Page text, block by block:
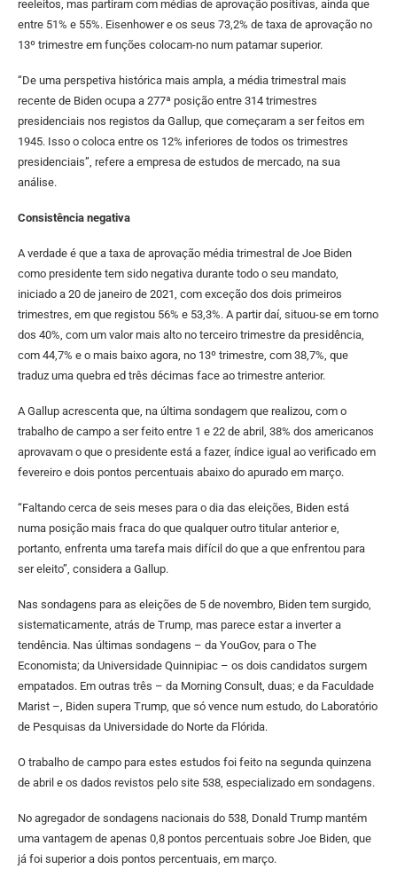
reeleitos, mas partiram com médias de aprovação positivas, ainda que
entre 51% e 55%. Eisenhower e os seus 73,2% de taxa de aprovação no
13º trimestre em funções colocam-no num patamar superior.
“De uma perspetiva histórica mais ampla, a média trimestral mais
recente de Biden ocupa a 277ª posição entre 314 trimestres
presidenciais nos registos da Gallup, que começaram a ser feitos em
1945. Isso o coloca entre os 12% inferiores de todos os trimestres
presidenciais”, refere a empresa de estudos de mercado, na sua
análise.
Consistência negativa
A verdade é que a taxa de aprovação média trimestral de Joe Biden
como presidente tem sido negativa durante todo o seu mandato,
iniciado a 20 de janeiro de 2021, com exceção dos dois primeiros
trimestres, em que registou 56% e 53,3%. A partir daí, situou-se em torno
dos 40%, com um valor mais alto no terceiro trimestre da presidência,
com 44,7% e o mais baixo agora, no 13º trimestre, com 38,7%, que
traduz uma quebra ed três décimas face ao trimestre anterior.
A Gallup acrescenta que, na última sondagem que realizou, com o
trabalho de campo a ser feito entre 1 e 22 de abril, 38% dos americanos
aprovavam o que o presidente está a fazer, índice igual ao verificado em
fevereiro e dois pontos percentuais abaixo do apurado em março.
“Faltando cerca de seis meses para o dia das eleições, Biden está
numa posição mais fraca do que qualquer outro titular anterior e,
portanto, enfrenta uma tarefa mais difícil do que a que enfrentou para
ser eleito”, considera a Gallup.
Nas sondagens para as eleições de 5 de novembro, Biden tem surgido,
sistematicamente, atrás de Trump, mas parece estar a inverter a
tendência. Nas últimas sondagens – da YouGov, para o The
Economista; da Universidade Quinnipiac – os dois candidatos surgem
empatados. Em outras três – da Morning Consult, duas; e da Faculdade
Marist –, Biden supera Trump, que só vence num estudo, do Laboratório
de Pesquisas da Universidade do Norte da Flórida.
O trabalho de campo para estes estudos foi feito na segunda quinzena
de abril e os dados revistos pelo site 538, especializado em sondagens.
No agregador de sondagens nacionais do 538, Donald Trump mantém
uma vantagem de apenas 0,8 pontos percentuais sobre Joe Biden, que
já foi superior a dois pontos percentuais, em março.